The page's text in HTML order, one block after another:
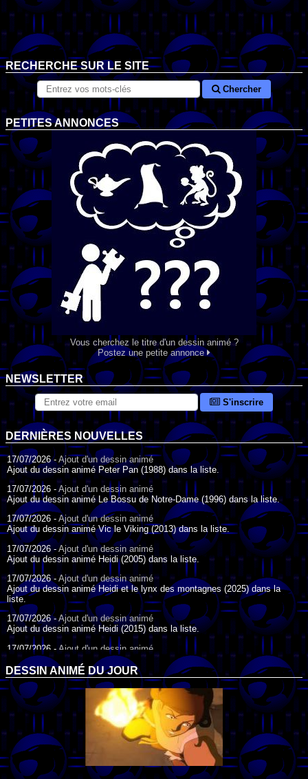
RECHERCHE SUR LE SITE
Chercher
PETITES ANNONCES
Vous cherchez le titre d'un dessin animé ?
Postez une petite annonce
NEWSLETTER
S'inscrire
DERNIÈRES NOUVELLES
17/07/2026 - Ajout d'un dessin animé
Ajout du dessin animé Peter Pan (1988) dans la liste.
17/07/2026 - Ajout d'un dessin animé
Ajout du dessin animé Le Bossu de Notre-Dame (1996) dans la liste.
17/07/2026 - Ajout d'un dessin animé
Ajout du dessin animé Vic le Viking (2013) dans la liste.
17/07/2026 -Ajout d'un dessin animé
Ajout du dessin animé Heidi (2005) dans la liste.
17/07/2026 -Ajout d'un dessin animé
Ajout du dessin animé Heidi et le lynx des montagnes (2025) dans la
liste.
17/07/2026 -Ajout d'un dessin animé
Ajout du dessin animé Heidi (2015) dans la liste.
17/07/2026 - Ajout d'un dessin animé
Ajout du dessin animé Heidi (1995) dans la liste.
09/07/2026 -Ajout d'un dessin animé
Ajout du dessin animé Genki l'Aventurier de la Chance (2006) dans la
liste.
04/07/2026 -Ajout d'un dessin animé
Ajout du dessin animé Vilain Petit Canard (2000) dans la liste.
04/07/2026 -Ajout d'un dessin animé
Ajout du dessin animé Le Noël du vilain petit canard (2003) dans la liste.
DESSIN ANIMÉ DU JOUR